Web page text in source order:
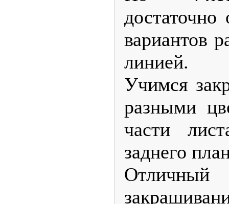
достаточно
вариантов
линией.
Учимся
разными
части
заднего